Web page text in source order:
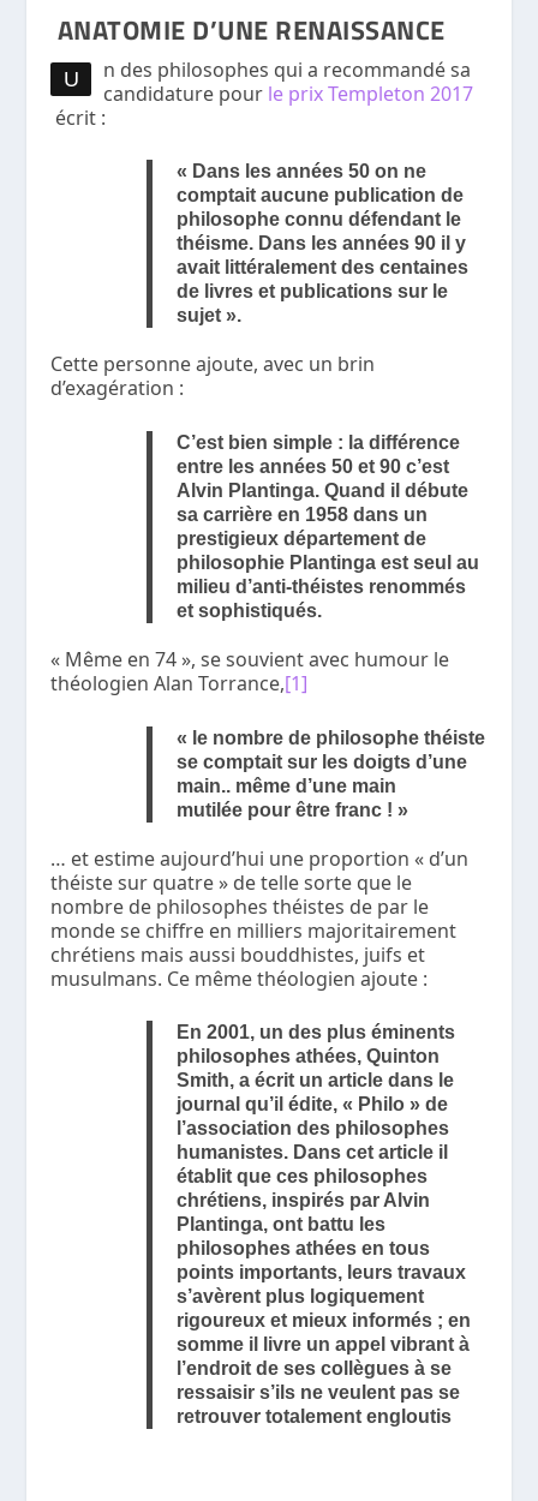
ANATOMIE D’UNE RENAISSANCE
U
n des philosophes qui a recommandé sa
candidature pour le prix Templeton 2017
écrit :
« Dans les années 50 on ne
comptait aucune publication de
philosophe connu défendant le
théisme. Dans les années 90 il y
avait littéralement des centaines
de livres et publications sur le
sujet ».
Cette personne ajoute, avec un brin
d’exagération :
C’est bien simple : la différence
entre les années 50 et 90 c’est
Alvin Plantinga. Quand il débute
sa carrière en 1958 dans un
prestigieux département de
philosophie Plantinga est seul au
milieu d’anti-théistes renommés
et sophistiqués.
« Même en 74 », se souvient avec humour le
théologien Alan Torrance,[1]
« le nombre de philosophe théiste
se comptait sur les doigts d’une
main.. même d’une main
mutilée pour être franc ! »
… et estime aujourd’hui une proportion « d’un
théiste sur quatre » de telle sorte que le
nombre de philosophes théistes de par le
monde se chiffre en milliers majoritairement
chrétiens mais aussi bouddhistes, juifs et
musulmans. Ce même théologien ajoute :
En 2001, un des plus éminents
philosophes athées, Quinton
Smith, a écrit un article dans le
journal qu’il édite, « Philo » de
l’association des philosophes
humanistes. Dans cet article il
établit que ces philosophes
chrétiens, inspirés par Alvin
Plantinga, ont battu les
philosophes athées en tous
points importants, leurs travaux
s’avèrent plus logiquement
rigoureux et mieux informés ; en
somme il livre un appel vibrant à
l’endroit de ses collègues à se
ressaisir s’ils ne veulent pas se
retrouver totalement engloutis